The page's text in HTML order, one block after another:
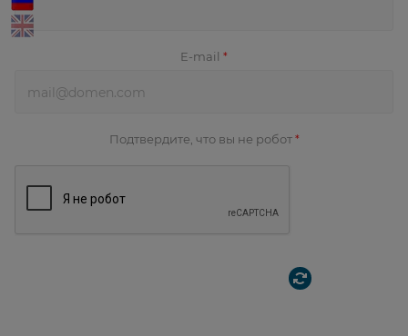
E-mail *
Подтвердите, что вы не робот *